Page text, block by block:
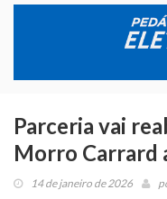
Parceria vai
Morro Carrard
14 de janeiro de 2026